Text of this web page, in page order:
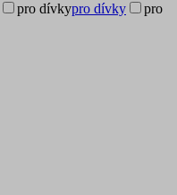
pro dívkypro dívky
pro